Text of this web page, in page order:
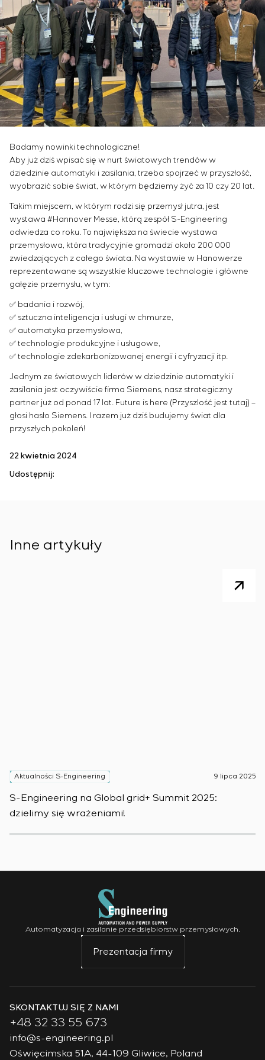
Zarządzanie projektami
Outsourcing
Usługi doradcze
Indywidualne opracowanie i testowanie wraz z
późniejszą certyfikacją urządzeń rozdzielczych o
szczególnych wymaganiach dotyczących
niezawodności, jakości i warunków eksploatacji
Opracowanie modeli matematycznych obiektów
sterowania
optymalnego i gwarantowanego sterowania z
późniejszym uruchomieniem na obiekcie
Opracowanie systemów sterowania o
wielopoziomowej z parametrami konfiguracyjnymi
statycznymi i adaptacyjnymi
Audyt energetyczny
Infrastruktura
Przemysł chemiczny
Przemysł cementowy
Sivacon S8
Simoprime
Filtry lokalne
Filtr szafowy
Zasuwy nożowe
Zawory przełączające
Oferty pracy
Staż
Weterani
KONTAKT
Badamy nowinki technologiczne!
Aby już dziś wpisać się w nurt światowych trendów w
dziedzinie automatyki i zasilania, trzeba spojrzeć w przyszłość,
wyobrazić sobie świat, w którym będziemy żyć za 10 czy 20 lat.
Takim miejscem, w którym rodzi się przemysł jutra, jest
wystawa #Hannover Messe, którą zespół S-Engineering
odwiedza co roku. To największa na świecie wystawa
przemysłowa, która tradycyjnie gromadzi około 200 000
zwiedzających z całego świata. Na wystawie w Hanowerze
reprezentowane są wszystkie kluczowe technologie i główne
gałęzie przemysłu, w tym:
✅️ badania i rozwój,
✅️ sztuczna inteligencja i usługi w chmurze,
✅️ automatyka przemysłowa,
✅️ technologie produkcyjne i usługowe,
✅️ technologie zdekarbonizowanej energii i cyfryzacji itp.
Jednym ze światowych liderów w dziedzinie automatyki i
zasilania jest oczywiście firma Siemens, nasz strategiczny
partner już od ponad 17 lat. Future is here (Przyszlość jest tutaj) –
głosi hasło Siemens. I razem już dziś budujemy świat dla
przyszłych pokoleń!
22 kwietnia 2024
Udostępnij:
Inne artykuły
Aktualności S-Engineering 9 lipca 2025
S-Engineering na Global grid+ Summit 2025:
dzielimy się wrażeniami!
Automatyzacja i zasilanie przedsiębiorstw przemysłowych.
Prezentacja firmy
SKONTAKTUJ SIĘ Z NAMI
+48 32 33 55 673
info@s-engineering.pl
Oświęcimska 51A, 44-109 Gliwice, Poland